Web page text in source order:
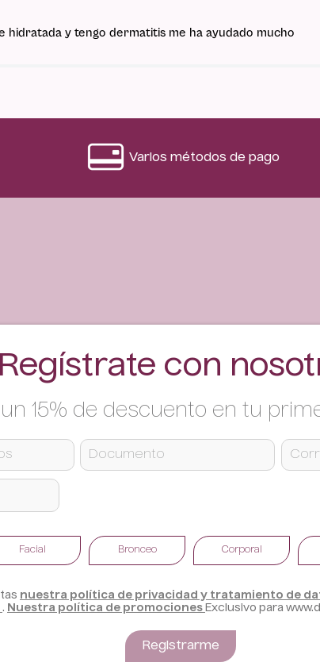
hidratada y tengo dermatitis me ha ayudado mucho
Varios métodos de pago
Regístrate con
15% de descuento en tu
Facial Bronceo Corporal
nuestra política de privacidad y tratamiento de
. Nuestra política de promociones Exclusivo para
Registrarme